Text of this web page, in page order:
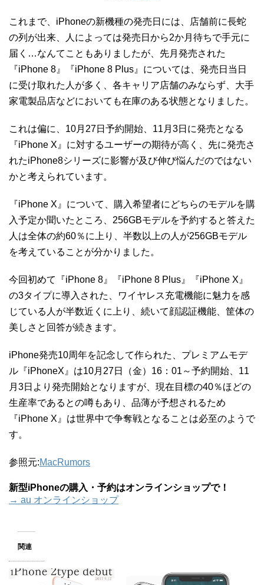
これまで、iPhoneの新機種の発売日には、店舗前に長蛇
の列が出来、人によっては発売日から2か月待ちで手元に
届く…なんてこともありましたが、先月発売された
『iPhone 8』『iPhone 8 Plus』については、発売日当日
に受け取れた人が多く、各キャリア店舗のみならず、大手
家電製品店などにおいても在庫のある状態となりました。
これは偏に、10月27日予約開始、11月3日に発売となる
『iPhone X』に対するユーザーの期待が高く、先に発売さ
れたiPhone8シリーズに影響が及び伸び悩んだのではない
かと考えられています。
『iPhone X』について、購入希望者にどちらのモデルを購
入予定か聞いたところ、256GBモデルを予約すると答えた
人は全体の約60％に上り、半数以上の人が256GBモデル
を考えていることが分かりました。
今回初めて『iPhone 8』『iPhone 8 Plus』『iPhone X』
の3タイプに導入された、ワイヤレス充電機能に魅力を感
じている人が半数近くに上り、続いて顔認証機能、筐体の
美しさと回答が続きます。
iPhone発売10周年を記念して作られた、プレミアムモデ
ル『iPhoneX』は10月27日（金）16：01～予約開始、11
月3日より発売開始となりますが、現在目標の40％ほどの
生産率であるとの噂もあり、品薄が予想されるため
『iPhone X』は世界中で争奪戦となることは必至のようで
す。
参照元:MacRumors
新型iPhoneの購入・予約はオンラインショップで！
→ au オンラインショップ
関連